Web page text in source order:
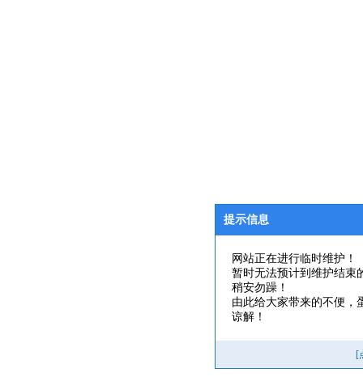
提示信息
网站正在进行临时维护！
暂时无法预计到维护结束
稍安勿躁！
由此给大家带来的不便，
谅解！
[